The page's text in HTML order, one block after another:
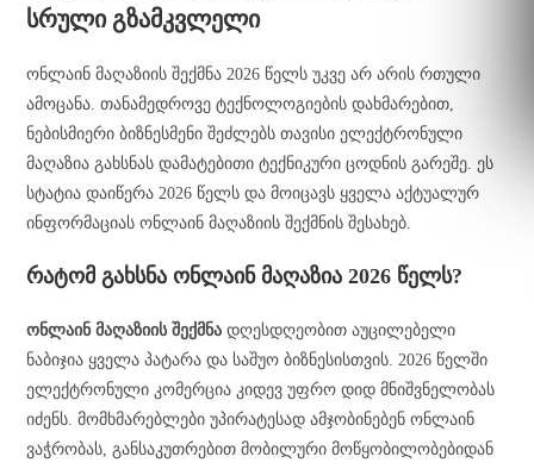
სრული გზამკვლელი
ონლაინ მაღაზიის შექმნა 2026 წელს უკვე არ არის რთული
ამოცანა. თანამედროვე ტექნოლოგიების დახმარებით,
ნებისმიერი ბიზნესმენი შეძლებს თავისი ელექტრონული
მაღაზია გახსნას დამატებითი ტექნიკური ცოდნის გარეშე. ეს
სტატია დაიწერა 2026 წელს და მოიცავს ყველა აქტუალურ
ინფორმაციას ონლაინ მაღაზიის შექმნის შესახებ.
რატომ გახსნა ონლაინ მაღაზია 2026 წელს?
ონლაინ მაღაზიის შექმნა დღესდღეობით აუცილებელი
ნაბიჯია ყველა პატარა და საშუო ბიზნესისთვის. 2026 წელში
ელექტრონული კომერცია კიდევ უფრო დიდ მნიშვნელობას
იძენს. მომხმარებლები უპირატესად ამჯობინებენ ონლაინ
ვაჭრობას, განსაკუთრებით მობილური მოწყობილობებიდან